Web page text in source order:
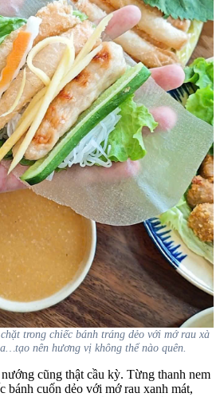
trong chiếc bánh tráng dẻo với mớ rau xà
nên hương vị không thể nào quên.
cũng thật cầu kỳ. Từng thanh nem
bánh cuốn dẻo với mớ rau xanh mát,